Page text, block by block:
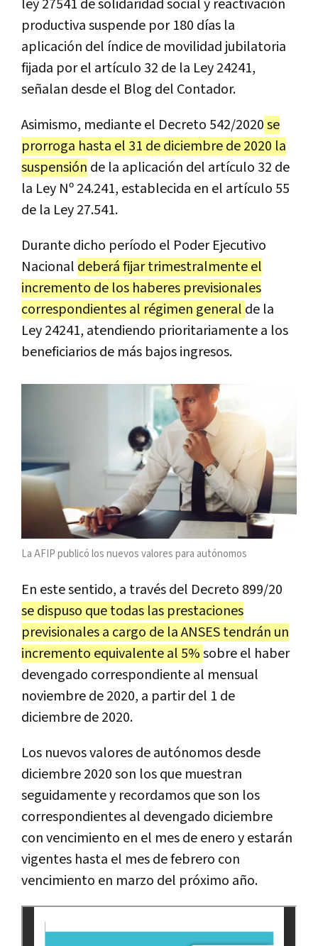
ley 27541 de solidaridad social y reactivación
productiva suspende por 180 días la
aplicación del índice de movilidad jubilatoria
fijada por el artículo 32 de la Ley 24241,
señalan desde el Blog del Contador.
Asimismo, mediante el Decreto 542/2020se
prorroga hasta el 31 de diciembre de 2020 la
suspensión de la aplicación del artículo 32 de
la Ley Nº 24.241, establecida en el artículo 55
de la Ley 27.541.
Durante dicho período el Poder Ejecutivo
Nacional deberá fijar trimestralmente el
incremento de los haberes previsionales
correspondientes al régimen general de la
Ley 24241, atendiendo prioritariamente a los
beneficiarios de más bajos ingresos.
La AFIP publicó los nuevos valores para autónomos
En este sentido, a través del Decreto 899/20
se dispuso que todas las prestaciones
previsionales a cargo de la ANSES tendrán un
incremento equivalente al 5%sobre el haber
devengado correspondiente al mensual
noviembre de 2020, a partir del 1 de
diciembre de 2020.
Los nuevos valores de autónomos desde
diciembre 2020 son los que muestran
seguidamente y recordamos que son los
correspondientes al devengado diciembre
con vencimiento en el mes de enero y estarán
vigentes hasta el mes de febrero con
vencimiento en marzo del próximo año.